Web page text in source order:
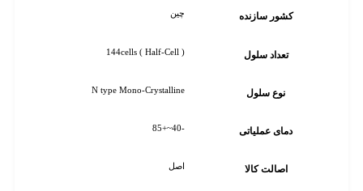
کشور سازنده چین
تعداد سلول 144cells ( Half-Cell )
نوع سلول N type Mono-Crystalline
دمای عملیاتی
اصالت کالا اصل